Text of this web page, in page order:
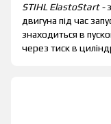
STIHL ElastoStart -
двигуна під час
знаходиться в
через тиск в